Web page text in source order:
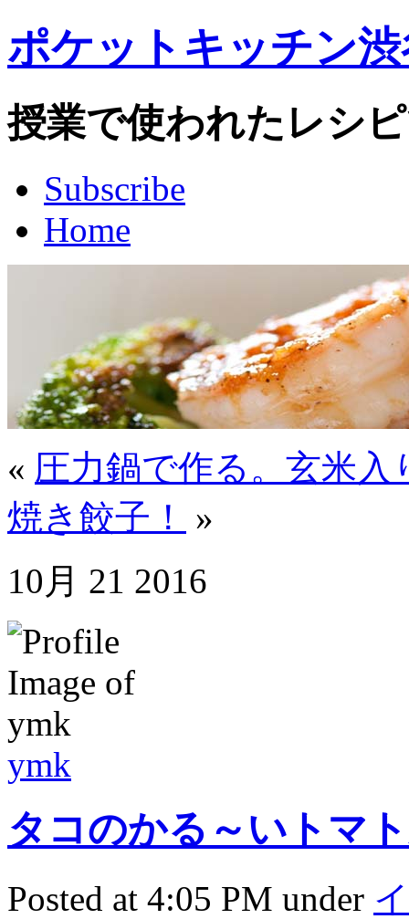
ポケットキッチン
授業で使われたレシ
Subscribe
Home
« 圧力鍋で作る。玄米入
焼き餃子！
»
10月 21 2016
ymk
タコのかる～いトマ
Posted at 4:05 PM under